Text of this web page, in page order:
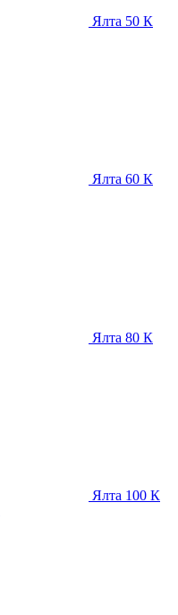
Ялта 50 К
Ялта 60 К
Ялта 80 К
Ялта 100 К